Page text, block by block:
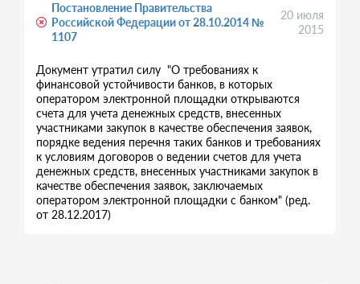
Постановление Правительства
Российской Федерации от 28.10.2014 №
1107
20 июля
2015
Документ утратил силу "О требованиях к
финансовой устойчивости банков, в которых
оператором электронной площадки открываются
счета для учета денежных средств, внесенных
участниками закупок в качестве обеспечения заявок,
порядке ведения перечня таких банков и требованиях
к условиям договоров о ведении счетов для учета
денежных средств, внесенных участниками закупок в
качестве обеспечения заявок, заключаемых
оператором электронной площадки с банком" (ред.
от 28.12.2017)